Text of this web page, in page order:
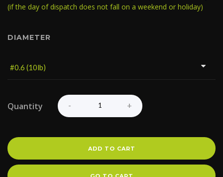
(if the day of dispatch does not fall on a weekend or holiday)
DIAMETER
Quantity
ADD TO CART